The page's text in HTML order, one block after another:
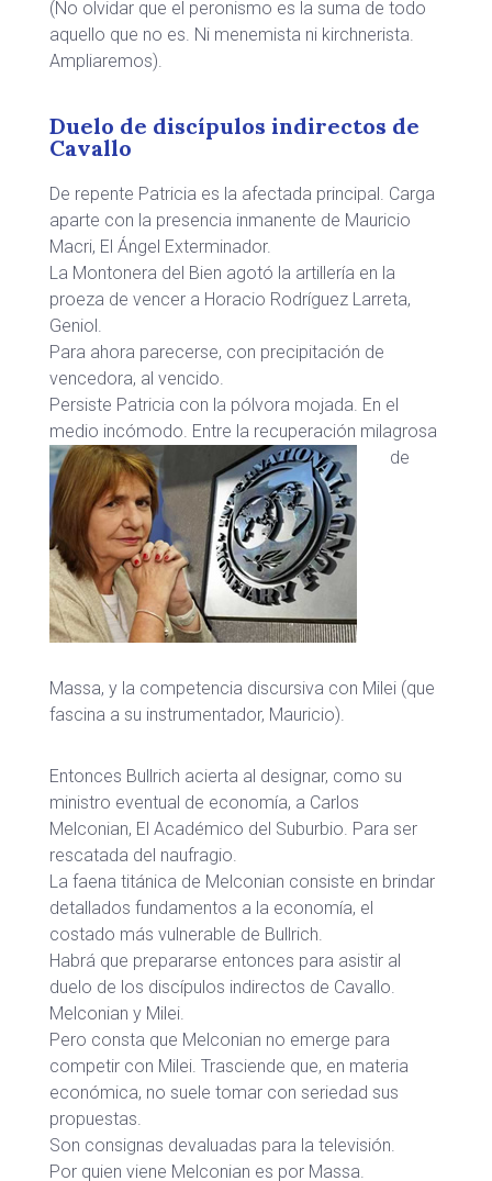
(No olvidar que el peronismo es la suma de todo
aquello que no es. Ni menemista ni kirchnerista.
Ampliaremos).
Duelo de discípulos indirectos de
Cavallo
De repente Patricia es la afectada principal. Carga
aparte con la presencia inmanente de Mauricio
Macri, El Ángel Exterminador.
La Montonera del Bien agotó la artillería en la
proeza de vencer a Horacio Rodríguez Larreta,
Geniol.
Para ahora parecerse, con precipitación de
vencedora, al vencido.
Persiste Patricia con la pólvora mojada. En el
medio incómodo. Entre la recuperación milagrosa
de
Massa, y la competencia discursiva con Milei (que
fascina a su instrumentador, Mauricio).
Entonces Bullrich acierta al designar, como su
ministro eventual de economía, a Carlos
Melconian, El Académico del Suburbio. Para ser
rescatada del naufragio.
La faena titánica de Melconian consiste en brindar
detallados fundamentos a la economía, el
costado más vulnerable de Bullrich.
Habrá que prepararse entonces para asistir al
duelo de los discípulos indirectos de Cavallo.
Melconian y Milei.
Pero consta que Melconian no emerge para
competir con Milei. Trasciende que, en materia
económica, no suele tomar con seriedad sus
propuestas.
Son consignas devaluadas para la televisión.
Por quien viene Melconian es por Massa.